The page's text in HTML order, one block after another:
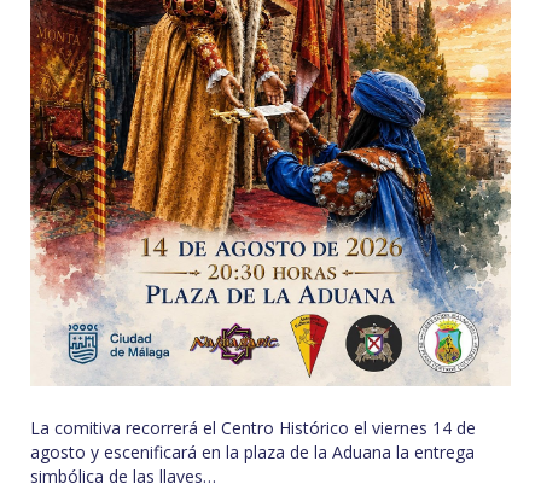
La comitiva recorrerá el Centro Histórico el viernes 14 de
agosto y escenificará en la plaza de la Aduana la entrega
simbólica de las llaves…